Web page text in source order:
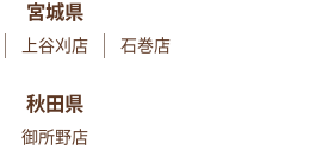
宮城県
上谷刈店 石巻店
秋田県
御所野店